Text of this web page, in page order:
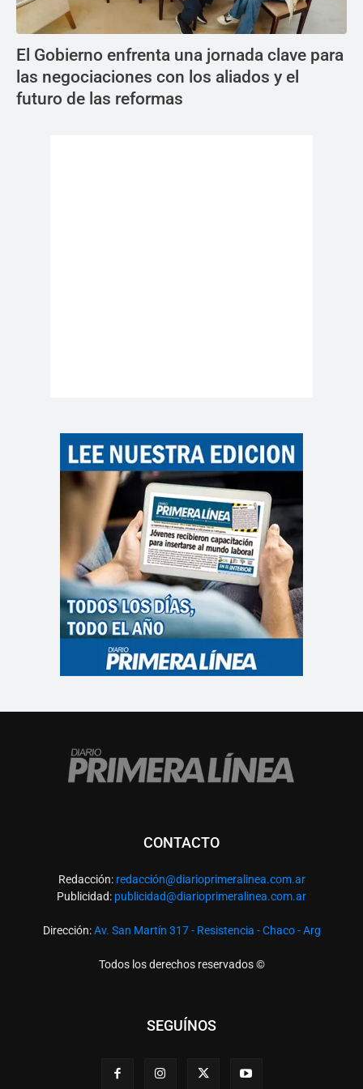
El Gobierno enfrenta una jornada clave para
las negociaciones con los aliados y el
futuro de las reformas
CONTACTO
Redacción: redacción@diarioprimeralinea.com.ar
Publicidad: publicidad@diarioprimeralinea.com.ar
Dirección:Av. San Martín 317 - Resistencia - Chaco - Arg
Todos los derechos reservados ©
SEGUÍNOS